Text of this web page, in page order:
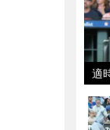
適